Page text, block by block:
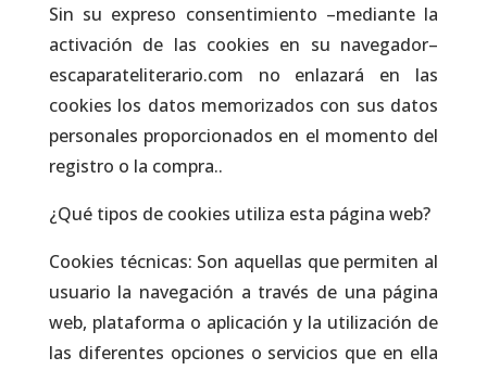
Sin su expreso consentimiento –mediante la
activación de las cookies en su navegador–
escaparateliterario.com no enlazará en las
cookies los datos memorizados con sus datos
personales proporcionados en el momento del
registro o la compra..
¿Qué tipos de cookies utiliza esta página web?
Cookies técnicas: Son aquellas que permiten al
usuario la navegación a través de una página
web, plataforma o aplicación y la utilización de
las diferentes opciones o servicios que en ella